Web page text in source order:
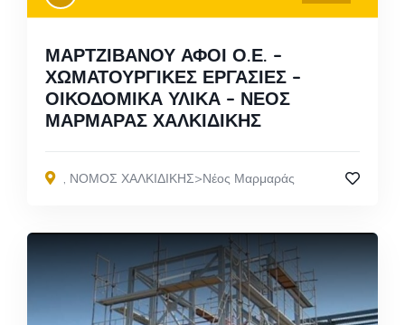
ΜΑΡΤΖΙΒΑΝΟΥ ΑΦΟΙ Ο.Ε. –
ΧΩΜΑΤΟΥΡΓΙΚΕΣ ΕΡΓΑΣΙΕΣ –
ΟΙΚΟΔΟΜΙΚΑ ΥΛΙΚΑ – ΝΕΟΣ
ΜΑΡΜΑΡΑΣ ΧΑΛΚΙΔΙΚΗΣ
ΝΟΜΟΣ ΧΑΛΚΙΔΙΚΗΣ>Νέος Μαρμαράς